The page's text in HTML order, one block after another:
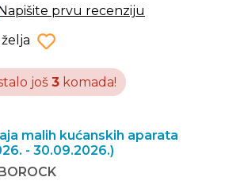
Napišite prvu recenziju
još 3 komada!
malih kućanskih aparata
- 30.09.2026.)